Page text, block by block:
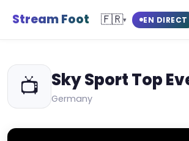
Stream Foot 🇫🇷▾ EN DIRECT
📺 Sky Sport Top
Germany